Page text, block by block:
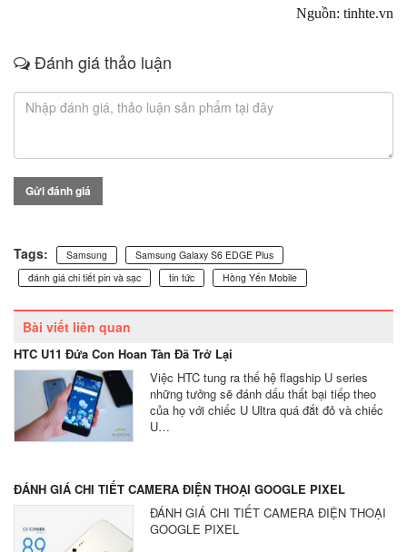
Nguồn: tinhte.vn
Đánh giá thảo luận
Gửi đánh giá
Tags: Samsung
Samsung Galaxy S6 EDGE Plus
đánh giá chi tiết pin và sạc
tin tức Hồng Yến Mobile
Bài viết liên quan
HTC U11 Đứa Con Hoan Tàn Đã Trở Lại
Việc HTC tung ra thế hệ flagship U series
những tưởng sẽ đánh dấu thất bại tiếp theo
của họ với chiếc U Ultra quá đắt đỏ và chiếc
U…
ĐÁNH GIÁ CHI TIẾT CAMERA ĐIỆN THOẠI GOOGLE PIXEL
ĐÁNH GIÁ CHI TIẾT CAMERA ĐIỆN THOẠI
GOOGLE PIXEL